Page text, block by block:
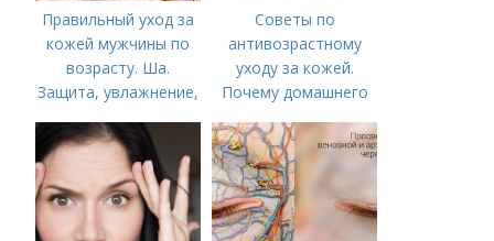
Правильный уход за
кожей мужчины по
возрасту. Ша.
Защита, увлажнение,
Советы по
антивозрастному
уходу за кожей.
Почему домашнего